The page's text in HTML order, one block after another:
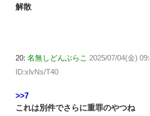
解散
20: 名無しどんぶらこ 2025/07/04(金)
ID:xlvNs/T40
>>7
これは別件でさらに重罪のやつね